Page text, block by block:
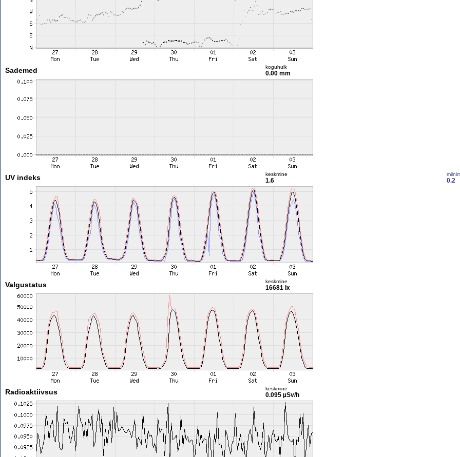
Sademed koguhulk
0.00 mm
UV indeks keskmine
1.6 0.2
Valgustatus keskmine
16681 lx
Radioaktiivsus keskmine
0.095 µSv/h